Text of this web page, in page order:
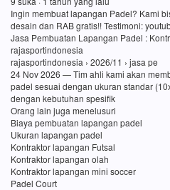
Ingin membuat lapangan Padel? Kami
desain dan RAB gratis!! Testimoni:
Jasa Pembuatan Lapangan Padel :
rajasportindonesia
rajasportindonesia › 2026/11 › jasa pe
24 Nov 2026 — Tim ahli kami akan
padel sesuai dengan ukuran standar
dengan kebutuhan spesifik
Orang lain juga menelusuri
Biaya pembuatan lapangan padel
Ukuran lapangan padel
Kontraktor lapangan Futsal
Kontraktor lapangan olah
Kontraktor lapangan mini soccer
Padel Court